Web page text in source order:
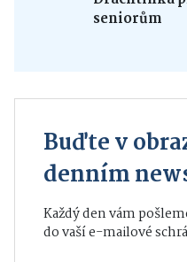
seniorům
Buďte v
denním
Každý den vám
do vaší e-mailové